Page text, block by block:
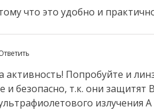
что это удобно и
активность! Попробуйте и
и безопасно, т.к. они защитят
излучения